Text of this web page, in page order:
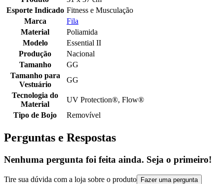
Esporte Indicado Fitness e Musculação
Marca
Fila
Material
Poliamida
Modelo
Essential II
Produção
Nacional
Tamanho
GG
Tamanho para
Vestuário
GG
Tecnologia do
Material
UV Protection®, Flow®
Tipo de Bojo
Removível
Perguntas e Respostas
Nenhuma pergunta foi feita ainda. Seja o primeiro!
Tire sua dúvida com a loja sobre o produto Fazer uma pergunta